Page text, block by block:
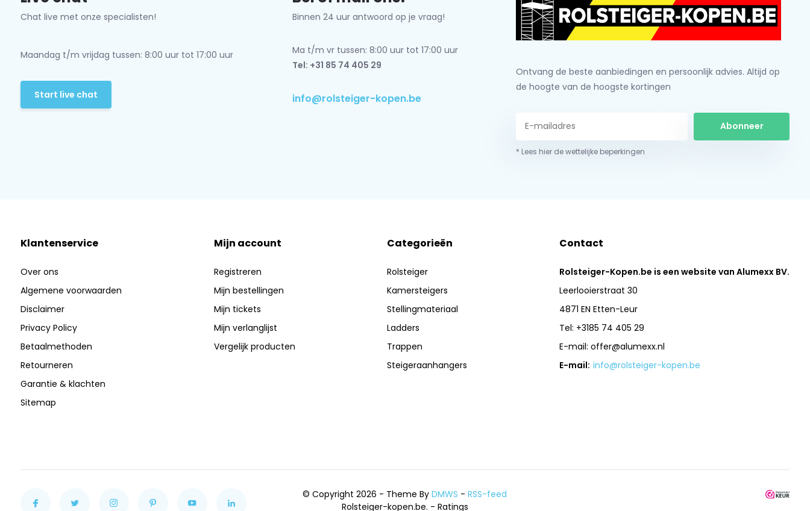
Chat live met onze specialisten!
Maandag t/m vrijdag tussen: 8:00 uur tot 17:00 uur
Start live chat
Binnen 24 uur antwoord op je vraag!
Ma t/m vr tussen: 8:00 uur tot 17:00 uur
Tel: +31 85 74 405 29
info@rolsteiger-kopen.be
Ontvang de beste aanbiedingen en persoonlijk advies. Altijd op
de hoogte van de hoogste kortingen
Abonneer
* Lees hier de wettelijke beperkingen
Klantenservice
Over ons
Algemene voorwaarden
Disclaimer
Privacy Policy
Betaalmethoden
Retourneren
Garantie & klachten
Sitemap
Mijn account
Registreren
Mijn bestellingen
Mijn tickets
Mijn verlanglijst
Vergelijk producten
Categorieën
Rolsteiger
Kamersteigers
Stellingmateriaal
Ladders
Trappen
Steigeraanhangers
Contact
Rolsteiger-Kopen.be is een website van Alumexx BV.
Leerlooierstraat 30
4871 EN Etten-Leur
Tel: +3185 74 405 29
E-mail:offer@alumexx.nl
E-mail: info@rolsteiger-kopen.be
© Copyright 2026 - Theme ByDMWS -RSS-feed
Rolsteiger-kopen.be. - Ratings